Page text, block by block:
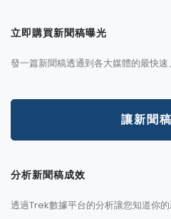
立即購買新聞稿曝光
發一篇新聞稿透通到各大媒體的最快速
讓新聞
分析新聞稿成效
透過Trek數據平台的分析讓您知道你